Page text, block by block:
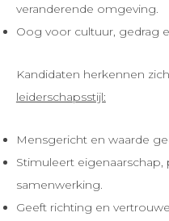
veranderende omgeving.
Oog voor cultuur, gedrag
Kandidaten herkennen
leiderschapsstijl:
Mensgericht en waarde
Stimuleert
samenwerking.
Geeft richting en